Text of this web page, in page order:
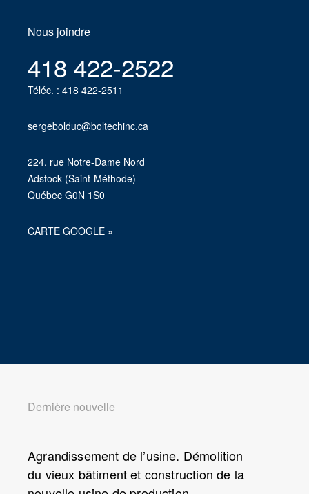
Nous joindre
418 422-2522
Téléc. : 418 422-2511
sergebolduc@boltechinc.ca
224, rue Notre-Dame Nord
Adstock (Saint-Méthode)
Québec G0N 1S0
CARTE GOOGLE »
Dernière nouvelle
Agrandissement de l’usine. Démolition
du vieux bâtiment et construction de la